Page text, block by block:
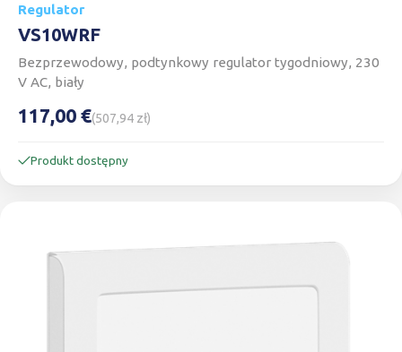
Regulator
VS10WRF
Bezprzewodowy, podtynkowy regulator tygodniowy, 230
V AC, biały
117,00 €(507,94 zł)
Produkt dostępny